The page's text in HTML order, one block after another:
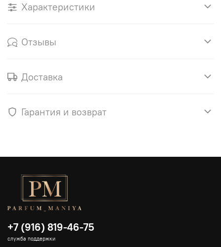
Характеристики
Отзывы
Доставка
Гарантия и возврат
+7 (916) 819-46-75
служба поддержки